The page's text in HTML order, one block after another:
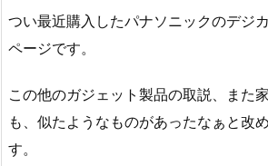
つい最近購入したパナソニックのデジ
ページです。
この他のガジェット製品の取説、また
も、似たようなものがあったなぁと改
す。